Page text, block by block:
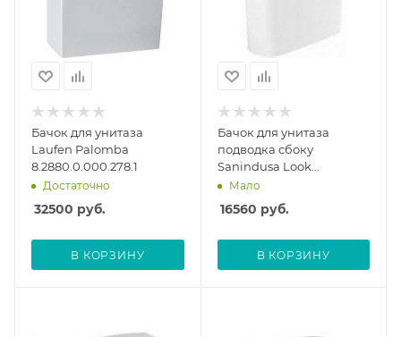
Бачок для унитаза
Laufen Palomba
8.2880.0.000.278.1
Достаточно
32500 руб.
В КОРЗИНУ
Бачок для унитаза
подводка сбоку
Sanindusa Look
1341130LM
Мало
16560 руб.
В КОРЗИНУ